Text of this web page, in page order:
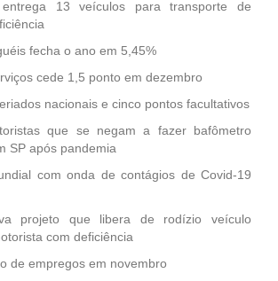
13 veículos para transporte de
fecha o ano em 5,45%
cede 1,5 ponto em dezembro
nacionais e cinco pontos facultativos
que se negam a fazer bafômetro
SP após pandemia
com onda de contágios de Covid-19
projeto que libera de rodízio veículo
com deficiência
de empregos em novembro